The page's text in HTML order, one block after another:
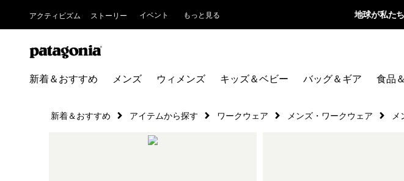
アクティビズム ストーリー イベント もっと見る 地球が私た
新着＆おすすめ メンズ ウィメンズ キッズ＆ベビー バッグ＆ギア 食品
新着＆おすすめ アイテムから探す ワークウェア メンズ・ワークウェア メ